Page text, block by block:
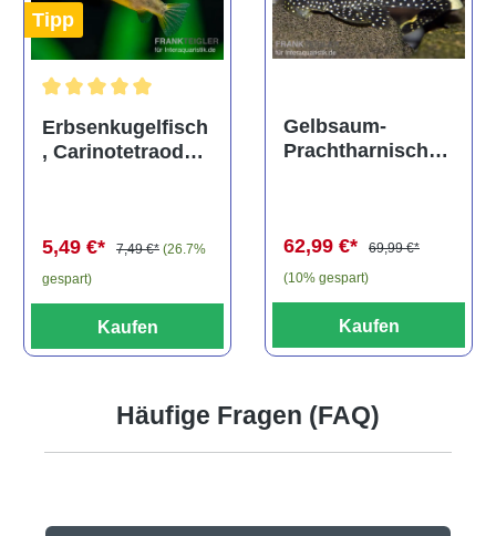
Tipp
Durchschnittliche Bewertung von 5 von 5 Sternen
Erbsenkugelfisch
, Carinotetraodon
5,49 €* 7,49 €* (26.7%
gespart)
Kaufen
Gelbsaum-
Prachtharnischw
62,99 €*
69,99 €*
(10% gespart)
Kaufen
Häufige Fragen (FAQ)